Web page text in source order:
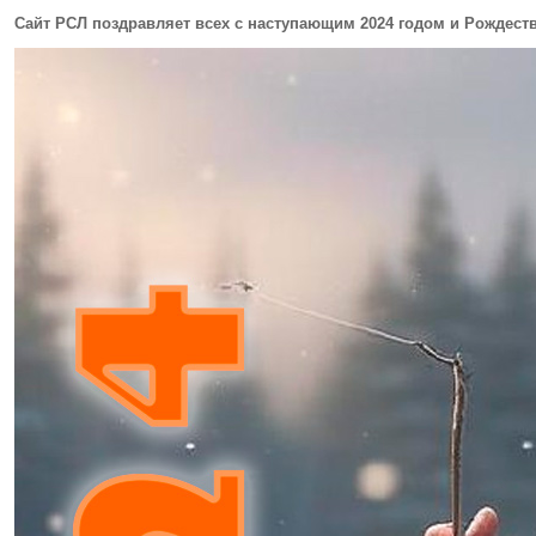
Сайт РСЛ поздравляет всех с наступающим 2024 годом и